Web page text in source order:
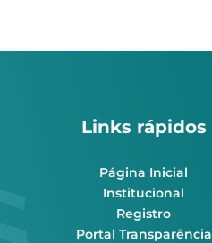
Links rápidos
Página Inicial
Institucional
Registro
Portal Transparência